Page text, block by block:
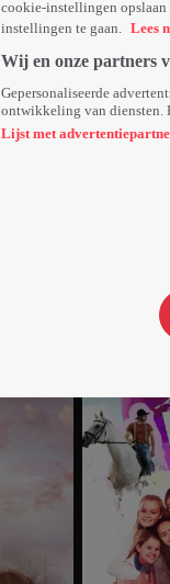
cookie-instellingen opslaan
instellingen te gaan.
Lees
Wij en onze partners
Gepersonaliseerde
ontwikkeling van diensten.
Lijst met